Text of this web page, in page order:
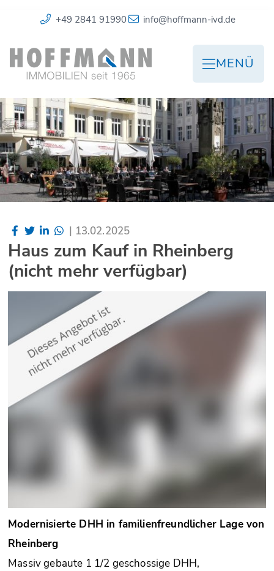
+49 2841 91990 info@hoffmann-ivd.de
MENÜ
| 13.02.2025
Haus zum Kauf in Rheinberg
(nicht mehr verfügbar)
Modernisierte DHH in familienfreundlicher Lage von
Rheinberg
Massiv gebaute 1 1/2 geschossige DHH,